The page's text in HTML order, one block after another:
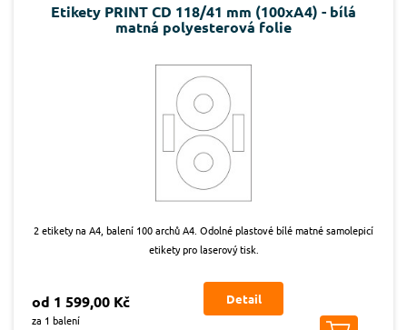
Etikety PRINT CD 118/41 mm (100xA4) - bílá
matná polyesterová folie
2 etikety na A4, balení 100 archů A4. Odolné plastové bílé matné samolepicí
etikety pro laserový tisk.
od 1 599,00 Kč
za 1 balení
Detail